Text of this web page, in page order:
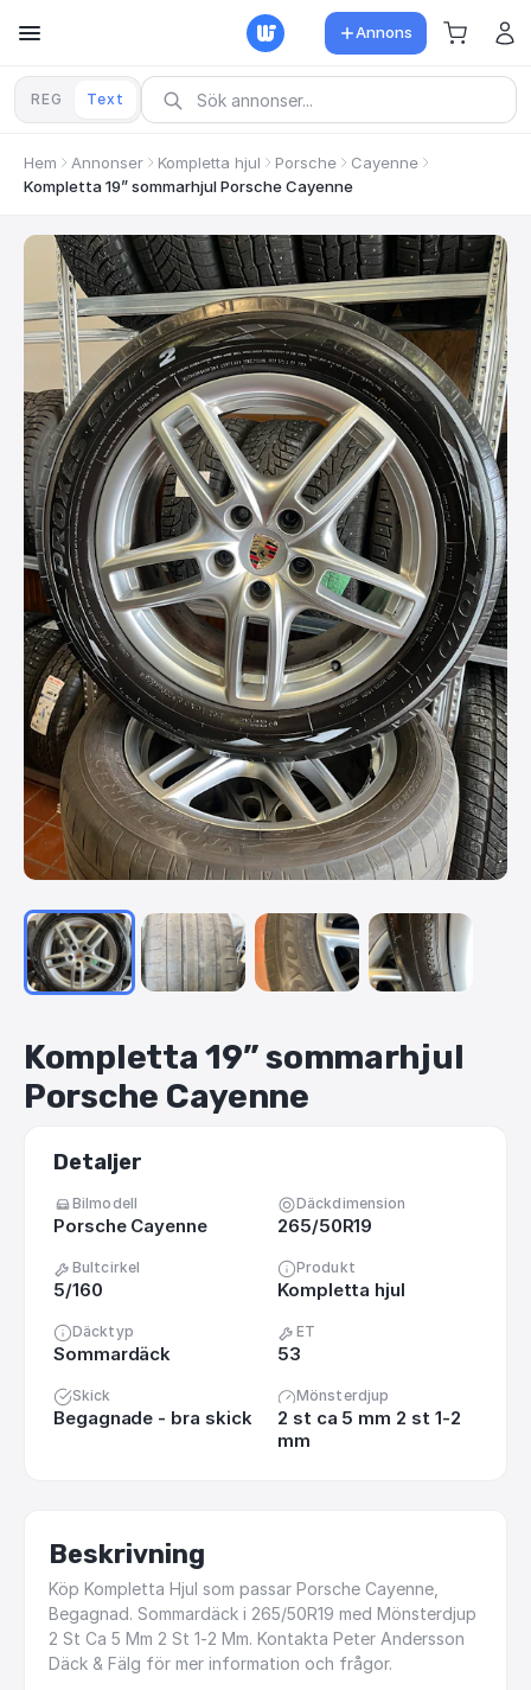
Annons
REG Text
Hem Annonser Kompletta hjul Porsche
Cayenne
Kompletta 19” sommarhjul Porsche Cayenne
Kompletta 19”sommarhjul
Porsche Cayenne
Detaljer
Bilmodell
Porsche Cayenne
Däckdimension
265/50R19
Bultcirkel
5/160
Produkt
Kompletta hjul
Däcktyp
Sommardäck
ET
53
Skick
Begagnade - bra skick
Mönsterdjup
2 st ca 5 mm 2 st 1-2
mm
Beskrivning
Köp Kompletta Hjul som passar Porsche Cayenne,
Begagnad. Sommardäck i 265​/​50R19 med Mönsterdjup
2 St Ca 5 Mm 2 St 1-2 Mm. Kontakta Peter Andersson
Däck & Fälg för mer information och frågor.